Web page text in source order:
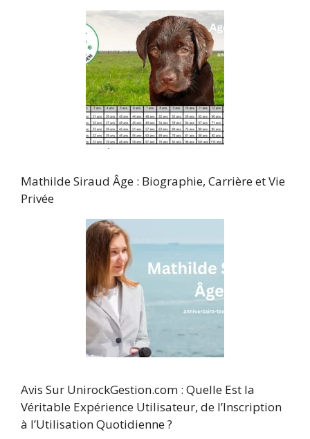
Mathilde Siraud Âge : Biographie, Carrière et Vie
Privée
Avis Sur UnirockGestion.com : Quelle Est la
Véritable Expérience Utilisateur, de l’Inscription
à l’Utilisation Quotidienne ?